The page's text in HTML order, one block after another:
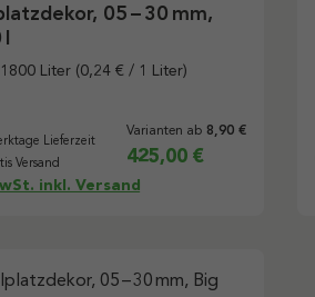
05 – 30 mm,
l
1800 Liter (0,24 € / 1 Liter)
Lieferzeit
Versand
Varianten ab 8,90 €
425,00 €
inkl. Versand